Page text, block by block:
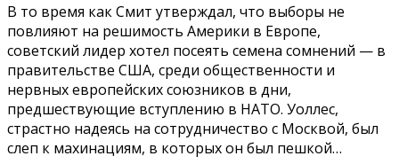
В то время как Смит утверждал, что выборы не
повлияют на решимость Америки в Европе,
советский лидер хотел посеять семена сомнений — в
правительстве США, среди общественности и
нервных европейских союзников в дни,
предшествующие вступлению в НАТО. Уоллес,
страстно надеясь на сотрудничество с Москвой, был
слеп к махинациям, в которых он был пешкой…